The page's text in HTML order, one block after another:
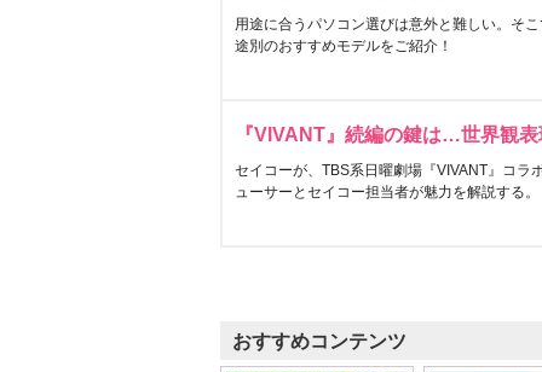
用途に合うパソコン選びは意外と難しい。そ
途別のおすすめモデルをご紹介！
『VIVANT』続編の鍵は…世界観
セイコーが、TBS系日曜劇場『VIVANT』コラ
ューサーとセイコー担当者が魅力を解説する。
おすすめコンテンツ